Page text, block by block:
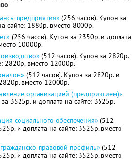
предприятия» (256 часов). Купон за
сайте: 1880р. вместо 8000р.
(256 часов). Купон за 2350р. и доплата
10000р.
(512 часов). Купон за 2820р.
2820р. вместо 12000р.
(512 часов). Купон за 2820р. и
вместо 12000р.
организацией (предприятием)»
3525р. и доплата на сайте: 3525р.
социального обеспечения» (512
и доплата на сайте: 3525р. вместо
правовой профиль» (512
и доплата на сайте: 3525р. вместо